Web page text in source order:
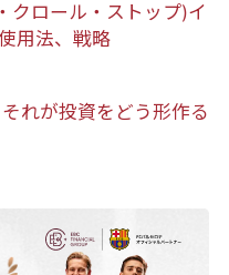
クロール・ストップ)イ
用法、戦略
れが投資をどう形作る